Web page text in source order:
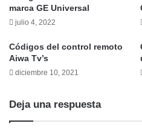
marca GE Universal
julio 4, 2022
Códigos del control remoto
Aiwa Tv’s
diciembre 10, 2021
Deja una respuesta